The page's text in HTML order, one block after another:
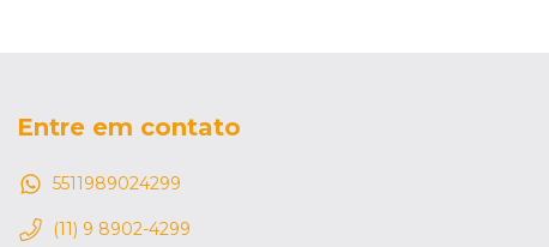
Entre em contato
5511989024299
(11) 9 8902-4299